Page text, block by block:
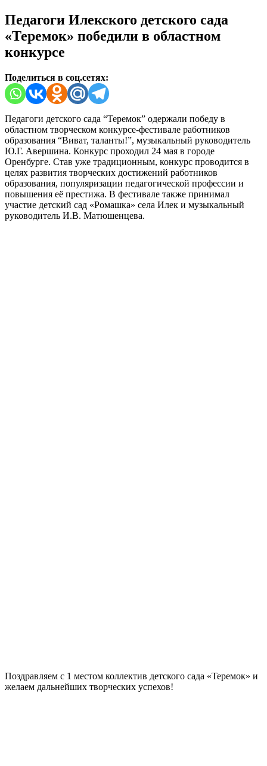
Педагоги Илекского детского сада
«Теремок» победили в областном
конкурсе
Поделиться в соц.сетях:
Педагоги детского сада “Теремок” одержали победу в
областном творческом конкурсе-фестивале работников
образования “Виват, таланты!”, музыкальный руководитель
Ю.Г. Авершина. Конкурс проходил 24 мая в городе
Оренбурге. Став уже традиционным, конкурс проводится в
целях развития творческих достижений работников
образования, популяризации педагогической профессии и
повышения её престижа. В фестивале также принимал
участие детский сад «Ромашка» села Илек и музыкальный
руководитель И.В. Матюшенцева.
Поздравляем с 1 местом коллектив детского сада «Теремок» и
желаем дальнейших творческих успехов!